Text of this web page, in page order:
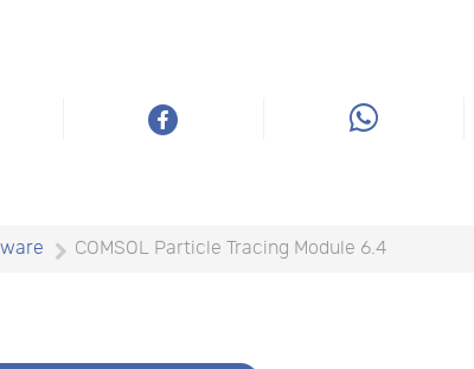
COMSOL Particle Tracing Module 6.4